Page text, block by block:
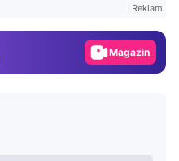
Reklam
Video